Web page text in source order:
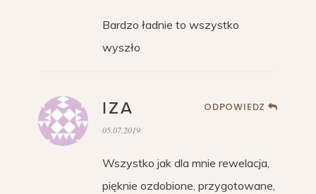
Bardzo ładnie to wszystko
wyszło
IZA ODPOWIEDZ
05.07.2019
Wszystko jak dla mnie rewelacja,
pięknie ozdobione, przygotowane,